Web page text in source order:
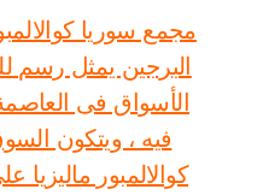
مجمع سوريا
البرجين يمثل رسم
الأسواق فى
كوالالمبور